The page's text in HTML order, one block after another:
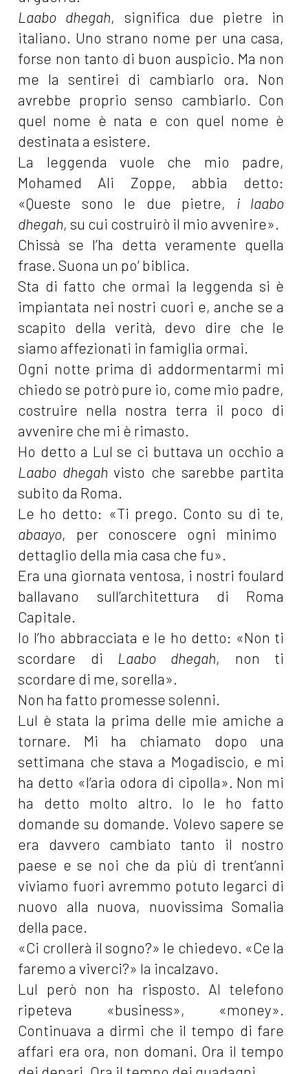
Laabo dhegah, significa due pietre in
italiano. Uno strano nome per una casa,
forse non tanto di buon auspicio. Ma non
me la sentirei di cambiarlo ora. Non
avrebbe proprio senso cambiarlo. Con
quel nome è nata e con quel nome è
destinata a esistere.
La leggenda vuole che mio padre,
Mohamed Ali Zoppe, abbia detto:
«Queste sono le due pietre, i laabo
dhegah, su cui costruirò il mio avvenire».
Chissà se l’ha detta veramente quella
frase. Suona un po’ biblica.
Sta di fatto che ormai la leggenda si è
impiantata nei nostri cuori e, anche se a
scapito della verità, devo dire che le
siamo affezionati in famiglia ormai.
Ogni notte prima di addormentarmi mi
chiedo se potrò pure io, come mio padre,
costruire nella nostra terra il poco di
avvenire che mi è rimasto.
Ho detto a Lul se ci buttava un occhio a
Laabo dhegah visto che sarebbe partita
subito da Roma.
Le ho detto: «Ti prego. Conto su di te,
abaayo, per conoscere ogni minimo
dettaglio della mia casa che fu».
Era una giornata ventosa, i nostri foulard
ballavano sull’architettura di Roma
Capitale.
Io l’ho abbracciata e le ho detto: «Non ti
scordare di Laabo dhegah, non ti
scordare di me, sorella».
Non ha fatto promesse solenni.
Lul è stata la prima delle mie amiche a
tornare. Mi ha chiamato dopo una
settimana che stava a Mogadiscio, e mi
ha detto «l’aria odora di cipolla». Non mi
ha detto molto altro. Io le ho fatto
domande su domande. Volevo sapere se
era davvero cambiato tanto il nostro
paese e se noi che da più di trent’anni
viviamo fuori avremmo potuto legarci di
nuovo alla nuova, nuovissima Somalia
della pace.
«Ci crollerà il sogno?» le chiedevo. «Ce la
faremo a viverci?» la incalzavo.
Lul però non ha risposto. Al telefono
ripeteva «business», «money».
Continuava a dirmi che il tempo di fare
affari era ora, non domani. Ora il tempo